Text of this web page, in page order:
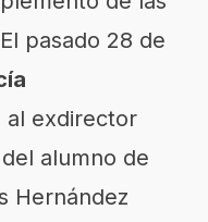
pasado 28 de
al exdirector
alumno de
Hernández